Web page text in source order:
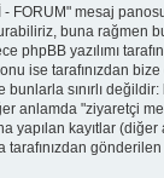
FORUM" mesaj
buna rağmen
phpBB yazılımı
ise tarafınızdan
sınırlı değildir:
anlamda "ziyaretçi
yapılan kayıtlar (diğer
tarafınızdan